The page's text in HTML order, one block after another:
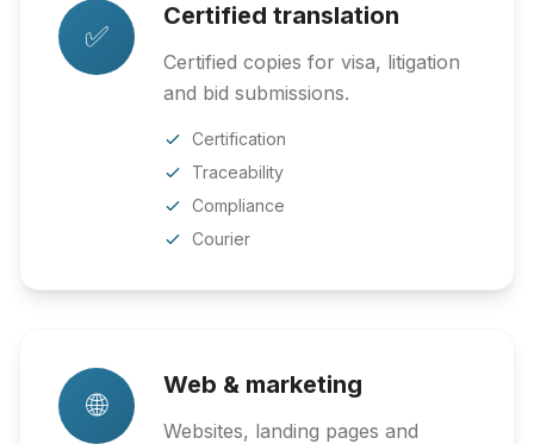
✅
Certified translation
Certified copies for visa, litigation
and bid submissions.
Certification
Traceability
Compliance
Courier
🌐
Web & marketing
Websites, landing pages and